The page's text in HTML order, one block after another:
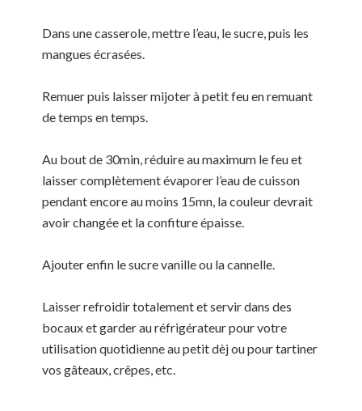
Dans une casserole, mettre l’eau, le sucre, puis les
mangues écrasées.
Remuer puis laisser mijoter à petit feu en remuant
de temps en temps.
Au bout de 30min, réduire au maximum le feu et
laisser complètement évaporer l’eau de cuisson
pendant encore au moins 15mn, la couleur devrait
avoir changée et la confiture épaisse.
Ajouter enfin le sucre vanille ou la cannelle.
Laisser refroidir totalement et servir dans des
bocaux et garder au réfrigérateur pour votre
utilisation quotidienne au petit dèj ou pour tartiner
vos gâteaux, crêpes, etc.